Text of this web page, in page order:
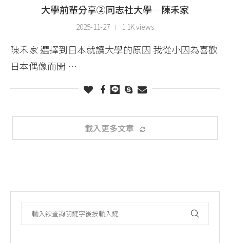
大學前輩分享②同志社大學─陳禾家
2025-11-27 1.1K views
陳禾家 選擇到日本就讀大學的原因 我從小因為喜歡
日本偶像而開 …
載入更多文章